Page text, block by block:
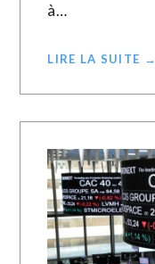
à…
LIRE LA SUITE →